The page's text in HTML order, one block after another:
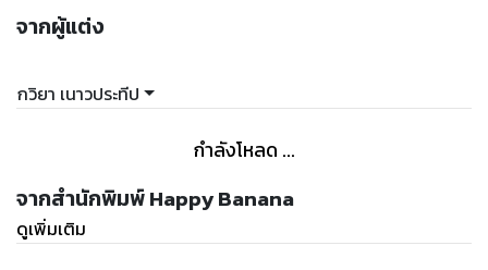
จากผู้แต่ง
กวิยา เนาวประทีป
กำลังโหลด ...
จากสำนักพิมพ์ Happy Banana
ดูเพิ่มเติม